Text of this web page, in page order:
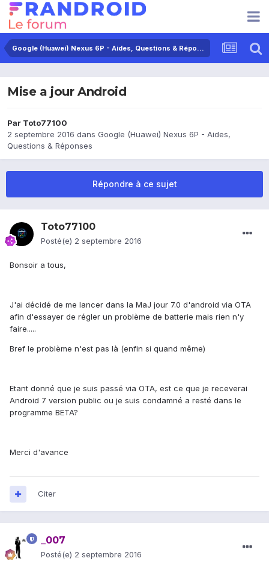
Google (Huawei) Nexus 6P - Aides, Questions & Réponses
Mise a jour Android
Par Toto77100
2 septembre 2016 dans Google (Huawei) Nexus 6P - Aides,
Questions & Réponses
Répondre à ce sujet
Toto77100
Posté(e) 2 septembre 2016
Bonsoir a tous,
J'ai décidé de me lancer dans la MaJ jour 7.0 d'android via OTA
afin d'essayer de régler un problème de batterie mais rien n'y
faire.....
Bref le problème n'est pas là (enfin si quand même)
Etant donné que je suis passé via OTA, est ce que je receverai
Android 7 version public ou je suis condamné a resté dans le
programme BETA?
Merci d'avance
Citer
_007
Posté(e) 2 septembre 2016